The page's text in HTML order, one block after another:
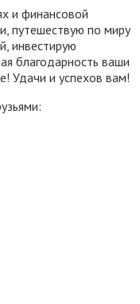
и финансовой
путешествую по миру
инвестирую
благодарность ваши
Удачи и успехов вам!